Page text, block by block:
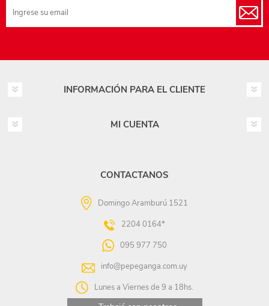
INFORMACIÓN PARA EL CLIENTE
MI CUENTA
CONTACTANOS
Domingo Aramburú 1521
2204 0164*
095 977 750
info@pepeganga.com.uy
Lunes a Viernes de 9 a 18hs.